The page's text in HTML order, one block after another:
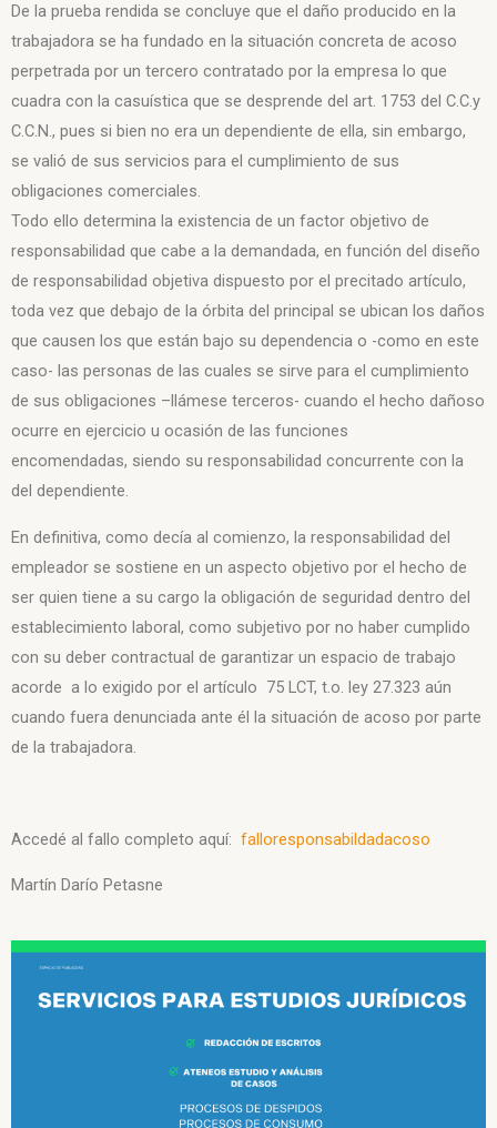
De la prueba rendida se concluye que el daño producido en la
trabajadora se ha fundado en la situación concreta de acoso
perpetrada por un tercero contratado por la empresa lo que
cuadra con la casuística que se desprende del art. 1753 del C.C.y
C.C.N., pues si bien no era un dependiente de ella, sin embargo,
se valió de sus servicios para el cumplimiento de sus
obligaciones comerciales.
Todo ello determina la existencia de un factor objetivo de
responsabilidad que cabe a la demandada, en función del diseño
de responsabilidad objetiva dispuesto por el precitado artículo,
toda vez que debajo de la órbita del principal se ubican los daños
que causen los que están bajo su dependencia o -como en este
caso- las personas de las cuales se sirve para el cumplimiento
de sus obligaciones –llámese terceros- cuando el hecho dañoso
ocurre en ejercicio u ocasión de las funciones
encomendadas, siendo su responsabilidad concurrente con la
del dependiente.
En definitiva, como decía al comienzo, la responsabilidad del
empleador se sostiene en un aspecto objetivo por el hecho de
ser quien tiene a su cargo la obligación de seguridad dentro del
establecimiento laboral, como subjetivo por no haber cumplido
con su deber contractual de garantizar un espacio de trabajo
acorde a lo exigido por el artículo 75 LCT, t.o. ley 27.323 aún
cuando fuera denunciada ante él la situación de acoso por parte
de la trabajadora.
Accedé al fallo completo aquí: falloresponsabildadacoso
Martín Darío Petasne